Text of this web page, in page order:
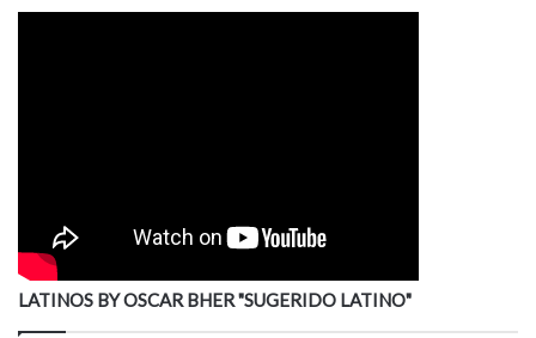
LATINOS BY OSCAR BHER "SUGERIDO LATINO"